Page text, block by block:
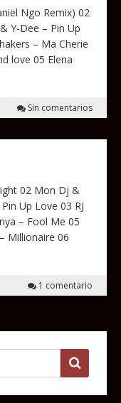
Ngo Remix) 02
Y-Dee – Pin Up
– Ma Cherie
love 05 Elena
Sin comentarios
02 Mon Dj &
Up Love 03 RJ
– Fool Me 05
Millionaire 06
1 comentario